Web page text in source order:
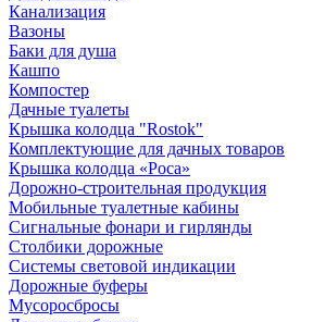
Канализация
Вазоны
Баки для душа
Кашпо
Компостер
Дачные туалеты
Крышка колодца "Rostok"
Комплектующие для дачных товаров
Крышка колодца «Роса»
Дорожно-строительная продукция
Мобильные туалетные кабины
Сигнальные фонари и гирлянды
Столбики дорожные
Системы световой индикации
Дорожные буферы
Мусоросбросы